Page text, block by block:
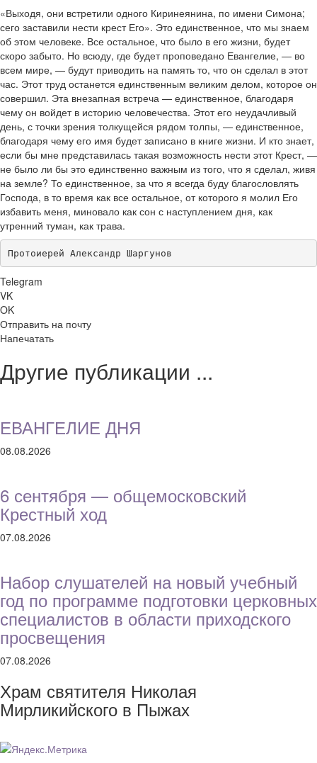
«Выходя, они встретили одного Киринеянина, по имени Симона;
сего заставили нести крест Его». Это единственное, что мы знаем
об этом человеке. Все остальное, что было в его жизни, будет
скоро забыто. Но всюду, где будет проповедано Евангелие, — во
всем мире, — будут приводить на память то, что он сделал в этот
час. Этот труд останется единственным великим делом, которое он
совершил. Эта внезапная встреча — единственное, благодаря
чему он войдет в историю человечества. Этот его неудачливый
день, с точки зрения толкущейся рядом толпы, — единственное,
благодаря чему его имя будет записано в книге жизни. И кто знает,
если бы мне представилась такая возможность нести этот Крест, —
не было ли бы это единственно важным из того, что я сделал, живя
на земле? То единственное, за что я всегда буду благословлять
Господа, в то время как все остальное, от которого я молил Его
избавить меня, миновало как сон с наступлением дня, как
утренний туман, как трава.
Протоиерей Александр Шаргунов
Telegram
VK
OK
Отправить на почту
Напечатать
Другие публикации ...
ЕВАНГЕЛИЕ ДНЯ
08.08.2026
6 сентября — общемосковский
Крестный ход
07.08.2026
Набор слушателей на новый учебный
год по программе подготовки церковных
специалистов в области приходского
просвещения
07.08.2026
Храм святителя Николая
Мирликийского в Пыжах